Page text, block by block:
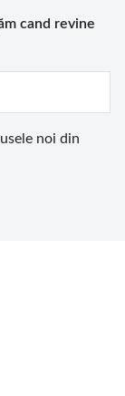
cand revine
noi din